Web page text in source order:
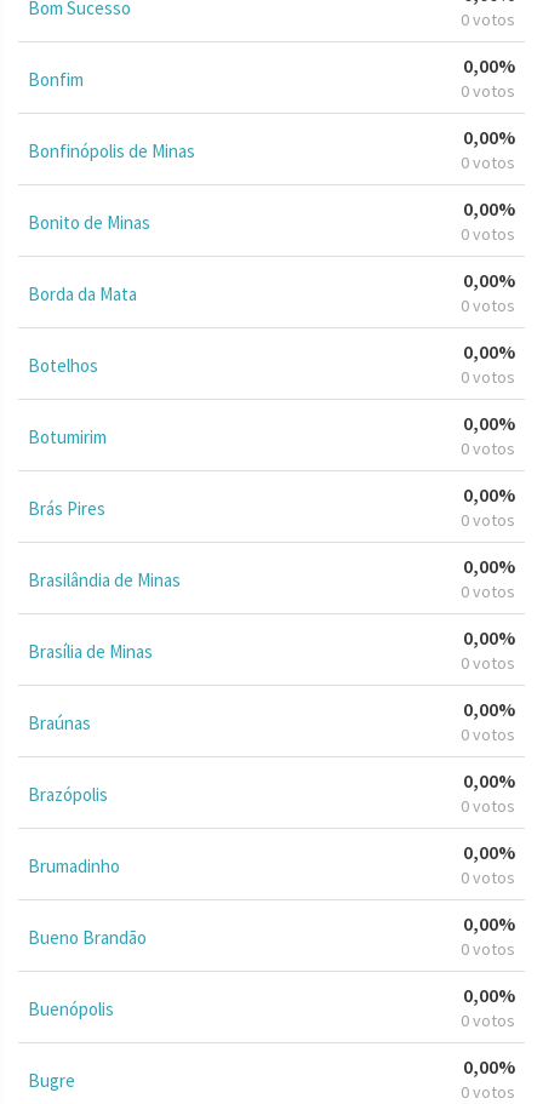
Bom Sucesso 0 votos
Bonfim
0,00%
0 votos
Bonfinópolis de Minas
0,00%
0 votos
Bonito de Minas
0,00%
0 votos
Borda da Mata
0,00%
0 votos
Botelhos
0,00%
0 votos
Botumirim
0,00%
0 votos
Brás Pires
0,00%
0 votos
Brasilândia de Minas
0,00%
0 votos
Brasília de Minas
0,00%
0 votos
Braúnas
0,00%
0 votos
Brazópolis
0,00%
0 votos
Brumadinho
0,00%
0 votos
Bueno Brandão
0,00%
0 votos
Buenópolis
0,00%
0 votos
Bugre
0,00%
0 votos